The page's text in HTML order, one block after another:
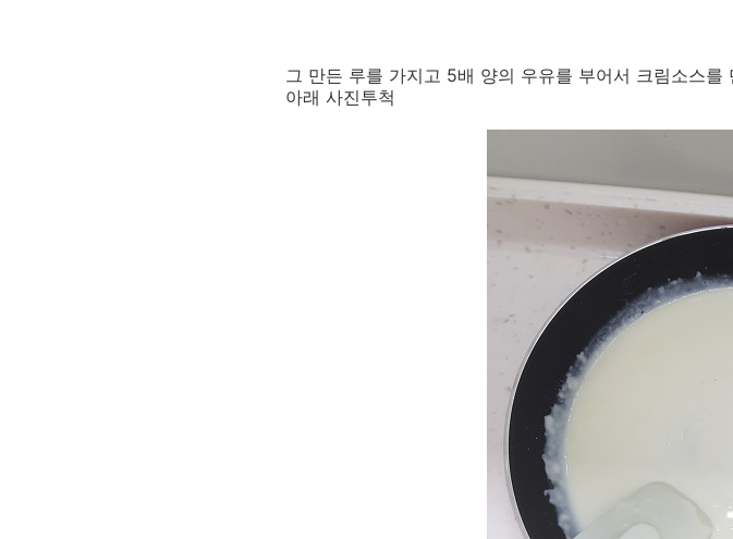
그 만든 루를 가지고 5배 양의 우유를 부어서 크림소스를
아래 사진투척